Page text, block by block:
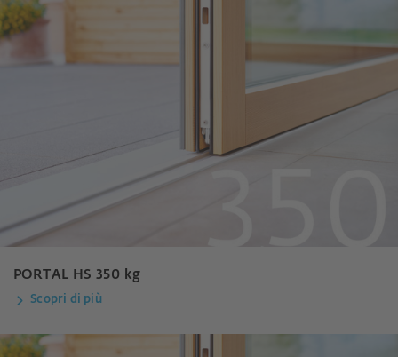
PORTAL HS 350 kg
Scopri di più